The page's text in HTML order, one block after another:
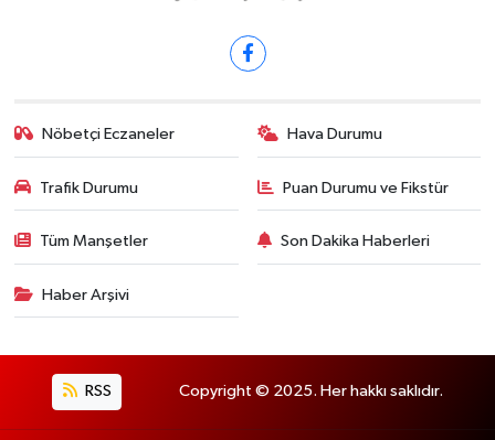
Nöbetçi Eczaneler Hava Durumu
Trafik Durumu Puan Durumu ve Fikstür
Tüm Manşetler Son Dakika Haberleri
Haber Arşivi
RSS Copyright © 2025. Her hakkı saklıdır.